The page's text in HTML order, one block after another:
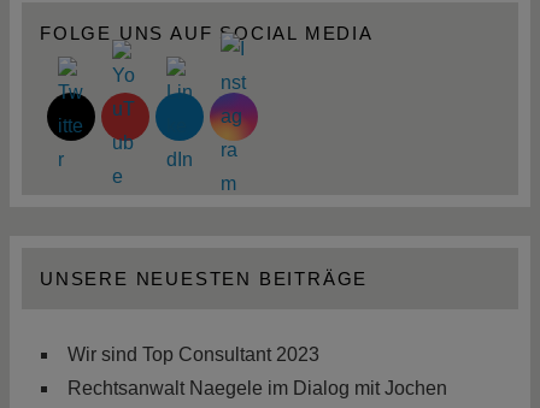
FOLGE UNS AUF SOCIAL MEDIA
UNSERE NEUESTEN BEITRÄGE
Wir sind Top Consultant 2023
Rechtsanwalt Naegele im Dialog mit Jochen